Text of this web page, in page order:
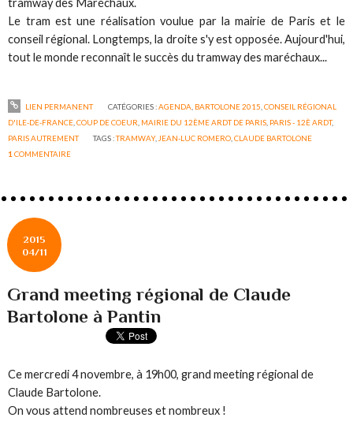
tramway des Maréchaux.
Le tram est une réalisation voulue par la mairie de Paris et le
conseil régional. Longtemps, la droite s'y est opposée. Aujourd'hui,
tout le monde reconnaît le succès du tramway des maréchaux...
LIEN PERMANENT CATÉGORIES :AGENDA BARTOLONE 2015 CONSEIL RÉGIONAL
D'ILE-DE-FRANCE ,COUP DE COEUR MAIRIE DU 12ÈME ARDT DE PARIS PARIS - 12È ARDT,
PARIS AUTREMENT
TAGS :TRAMWAY, JEAN-LUC ROMERO ,CLAUDE BARTOLONE
1 COMMENTAIRE
2015
04/11
Grand meeting régional de Claude
Bartolone à Pantin
Ce mercredi 4 novembre, à 19h00, grand meeting régional de
Claude Bartolone.
On vous attend nombreuses et nombreux !